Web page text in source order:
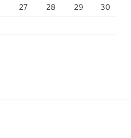
27 28 29 30